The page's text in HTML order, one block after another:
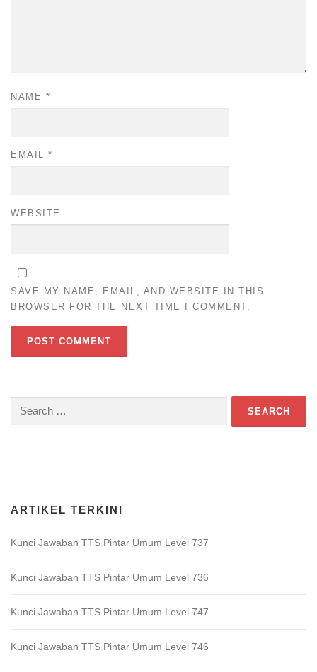
NAME *
EMAIL *
WEBSITE
SAVE MY NAME, EMAIL, AND WEBSITE IN THIS
BROWSER FOR THE NEXT TIME I COMMENT.
Search
ARTIKEL TERKINI
Kunci Jawaban TTS Pintar Umum Level 737
Kunci Jawaban TTS Pintar Umum Level 736
Kunci Jawaban TTS Pintar Umum Level 747
Kunci Jawaban TTS Pintar Umum Level 746